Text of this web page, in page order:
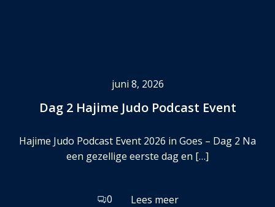
juni 8, 2026
Dag 2 Hajime Judo Podcast Event
Hajime Judo Podcast Event 2026 in Goes – Dag 2 Na
een gezellige eerste dag en […]
0 Lees meer